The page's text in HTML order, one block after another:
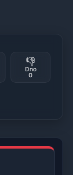
👎
Dno
0